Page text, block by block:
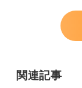
関連記事